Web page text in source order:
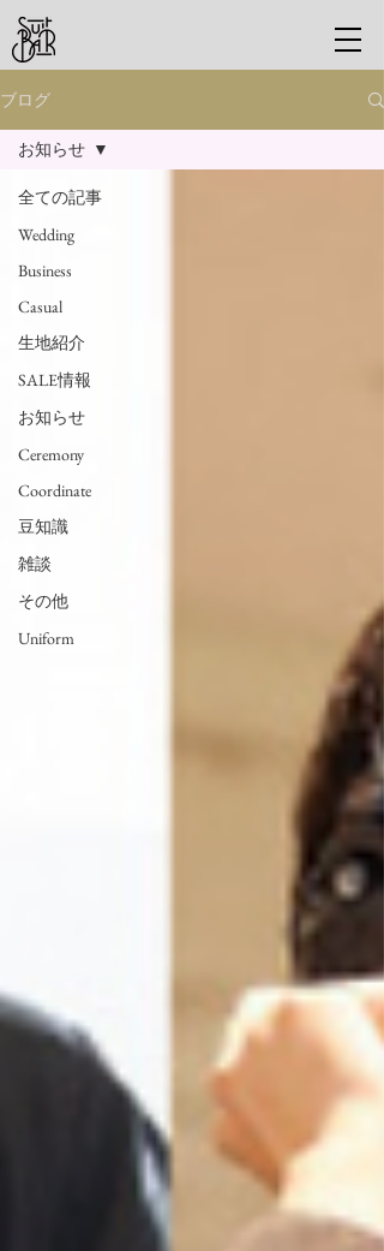
ブログ
全ての記事
Wedding
Business
Casual
生地紹介
SALE情報
お知らせ
Ceremony
Coordinate
豆知識
雑談
その他
Uniform
お知らせ